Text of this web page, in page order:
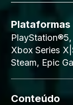
Plataformas
Xbox Series
Steam, Epic
Conteúdo